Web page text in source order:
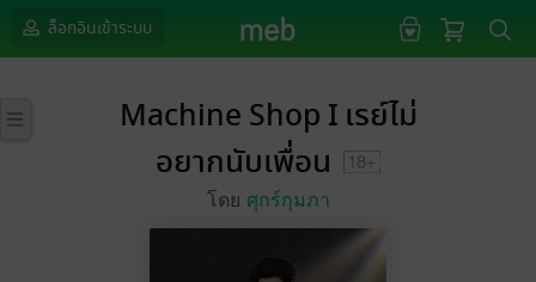
ล็อกอินเข้าระบบ
Machine Shop I เรย์ไม่
อยากนับเพื่อน
โดย ศุกร์กุมภา